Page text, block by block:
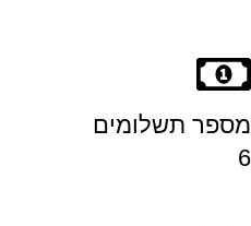
מספר תשלומים
6